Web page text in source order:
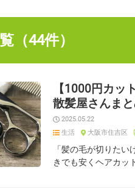
（44件）
【1000円カッ
散髪屋さんま
2025.05.22
生活
大阪市住吉区
「髪の毛が切りた
きでも安くヘアカッ